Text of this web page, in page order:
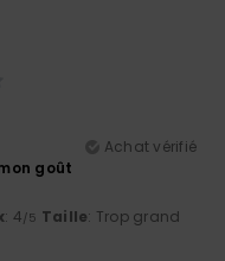
Achat vérifié
goût
: 4/5 Taille: Trop grand